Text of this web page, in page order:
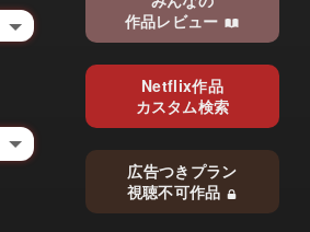
作品レビュー
Netflix作品
カスタム検索
広告つきプラン
視聴不可作品